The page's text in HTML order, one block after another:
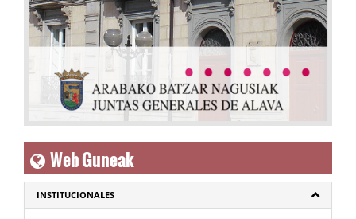
Web Guneak
INSTITUCIONALES